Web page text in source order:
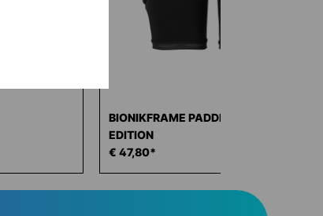
BIONIKFRAME PADDED SHORT BLACK
EDITION
€ 47,80*